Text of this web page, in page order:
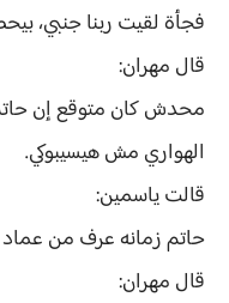
فجأة لقيت ربنا جنبي،
قال مهران:
محدش كان متوقع إن
الهواري مش هيسيبوكي.
قالت ياسمين:
حاتم زمانه عرف من عماد
قال مهران: